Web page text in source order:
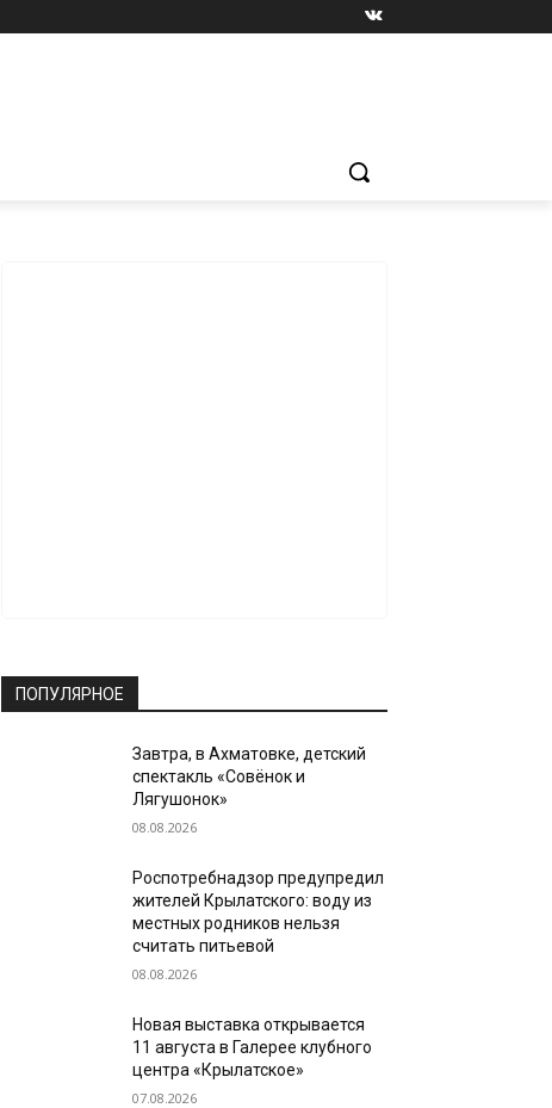
ПОПУЛЯРНОЕ
Завтра, в Ахматовке, детский
спектакль «Совёнок и
Лягушонок»
08.08.2026
Роспотребнадзор предупредил
жителей Крылатского: воду из
местных родников нельзя
считать питьевой
08.08.2026
Новая выставка открывается
11 августа в Галерее клубного
центра «Крылатское»
07.08.2026